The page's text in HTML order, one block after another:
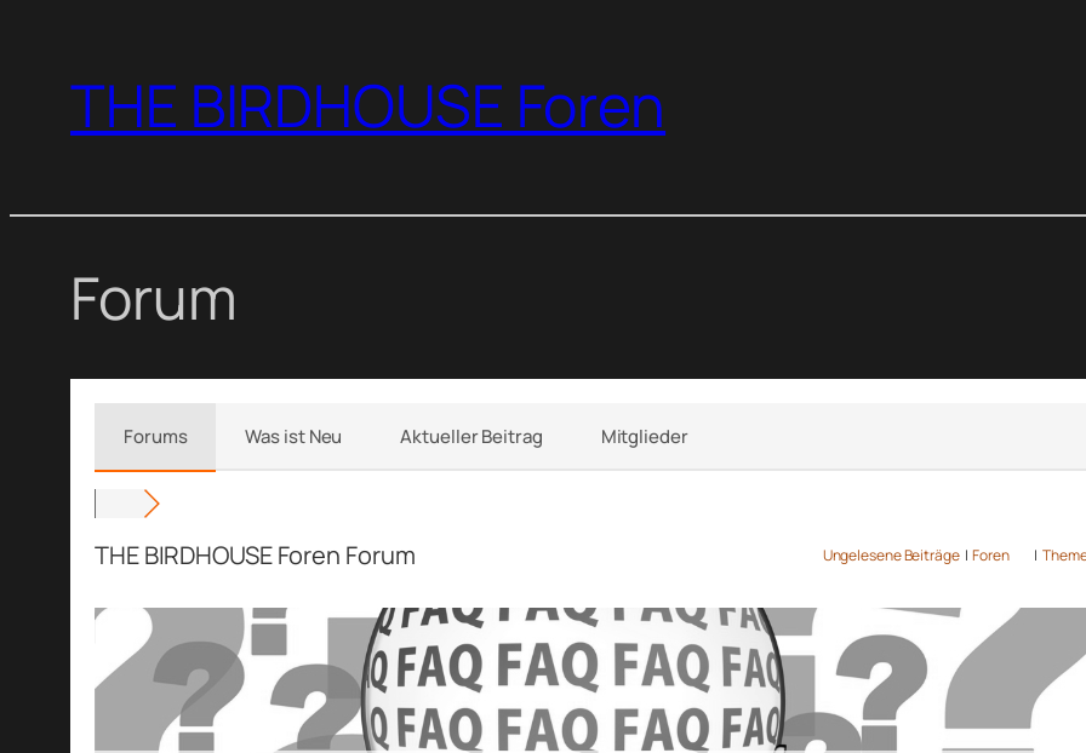
springenTHE BIRDHOUSE Foren
Forum
Forums Was ist Neu Aktueller Beitrag Mitglieder
THE BIRDHOUSE Foren Forum Ungelesene Beiträge | Foren |